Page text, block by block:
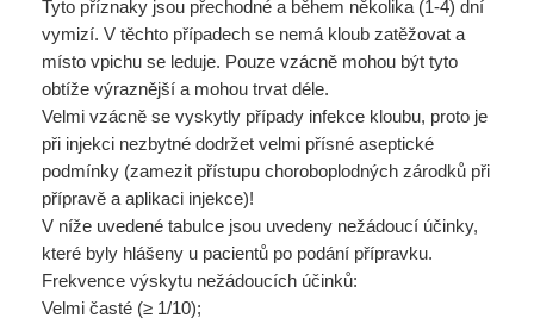
Tyto příznaky jsou přechodné a během několika (1-4) dní
vymizí. V těchto případech se nemá kloub zatěžovat a
místo vpichu se leduje. Pouze vzácně mohou být tyto
obtíže výraznější a mohou trvat déle.
Velmi vzácně se vyskytly případy infekce kloubu, proto je
při injekci nezbytné dodržet velmi přísné aseptické
podmínky (zamezit přístupu choroboplodných zárodků při
přípravě a aplikaci injekce)!
V níže uvedené tabulce jsou uvedeny nežádoucí účinky,
které byly hlášeny u pacientů po podání přípravku.
Frekvence výskytu nežádoucích účinků:
Velmi časté (≥ 1/10);